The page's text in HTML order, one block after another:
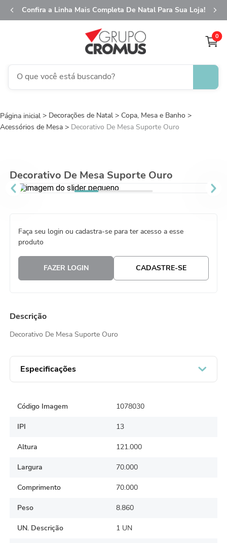
Confira a Linha Mais Completa De Natal Para Sua Loja!
0
O que você está buscando?
Decorações de Natal
Copa, Mesa e Banho
Acessórios de Mesa
Decorativo De Mesa Suporte Ouro
Decorativo De Mesa Suporte Ouro
Faça seu login ou cadastra-se para ter acesso a esse
produto
FAZER LOGIN CADASTRE-SE
Descrição
Decorativo De Mesa Suporte Ouro
Especificações
Código Imagem 1078030
IPI 13
Altura 121.000
Largura 70.000
Comprimento 70.000
Peso 8.860
UN. Descrição 1 UN
1º
fita aramada
saco presente
5º
9º
urso